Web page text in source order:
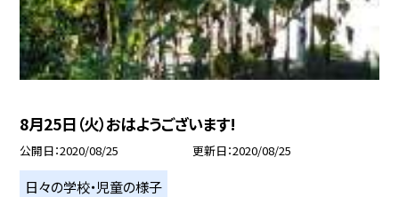
8月25日（火）おはようございます!
公開日 2020/08/25 更新日 2020/08/25
日々の学校・児童の様子